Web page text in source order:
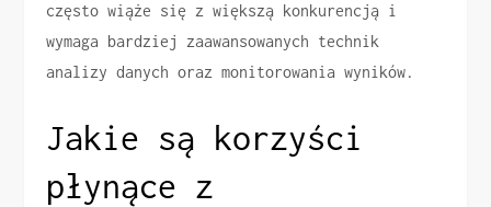
często wiąże się z większą konkurencją i
wymaga bardziej zaawansowanych technik
analizy danych oraz monitorowania wyników.
Jakie są korzyści
płynące z